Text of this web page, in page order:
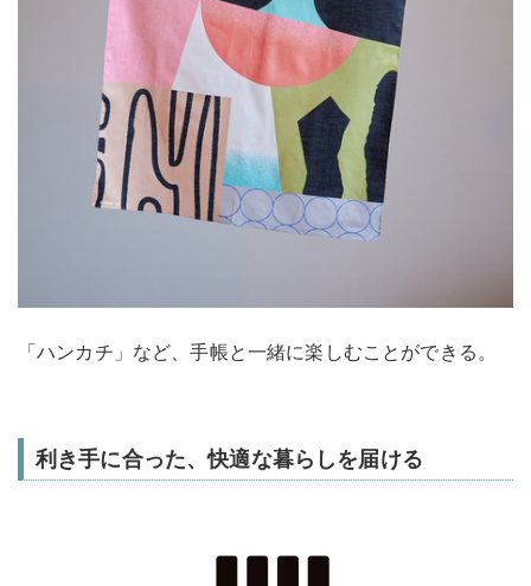
「ハンカチ」など、手帳と一緒に楽しむことができる。
利き手に合った、快適な暮らしを届ける